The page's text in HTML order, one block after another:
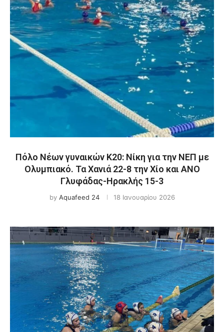
Πόλο Νέων γυναικών Κ20: Νίκη για την ΝΕΠ με
Ολυμπιακό. Τα Χανιά 22-8 την Χίο και ΑΝΟ
Γλυφάδας-Ηρακλής 15-3
by Aquafeed 24 18 Ιανουαρίου 2026